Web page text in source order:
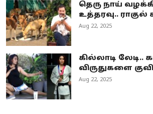
தெரு நாய்
உத்தரவு.. ராகுல்
Aug 22, 2025
கில்லாடி லேடி..
விருதுகளை
Aug 22, 2025